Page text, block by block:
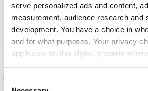
serve personalized ads and content,
measurement, audience research and
development. You have a choice in
and for what purposes. Your privacy
applicable on this digital property
the Privacy trigger icon.
Consent
Groothandel
Automotive
Verhuur
Field Service
Back to Branches
Groothandel Overzicht
Vergroot je ordercapaciteit en verhoog de